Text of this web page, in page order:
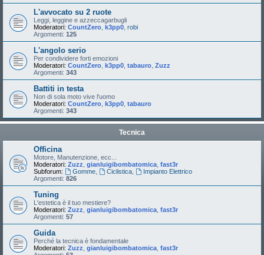
L'avvocato su 2 ruote
Leggi, leggine e azzeccagarbugli
Moderatori: CountZero k3pp0 robi
Argomenti: 125
L'angolo serio
Per condividere forti emozioni
Moderatori: CountZero k3pp0 tabauro Zuzz
Argomenti: 343
Battiti in testa
Non di sola moto vive l'uomo
Moderatori: CountZero k3pp0 tabauro
Argomenti: 343
Tecnica
Officina
Motore, Manutenzione, ecc...
Moderatori: Zuzz gianluigibombatomica fast3r
Subforum:
Gomme, Ciclistica,
Impianto Elettrico
Argomenti: 826
Tuning
L'estetica è il tuo mestiere?
Moderatori: Zuzz gianluigibombatomica fast3r
Argomenti: 57
Guida
Perché la tecnica è fondamentale
Moderatori: Zuzz gianluigibombatomica fast3r